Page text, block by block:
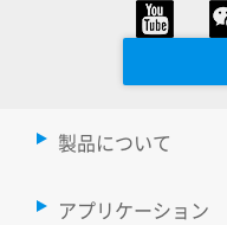
製品について
アプリケーション